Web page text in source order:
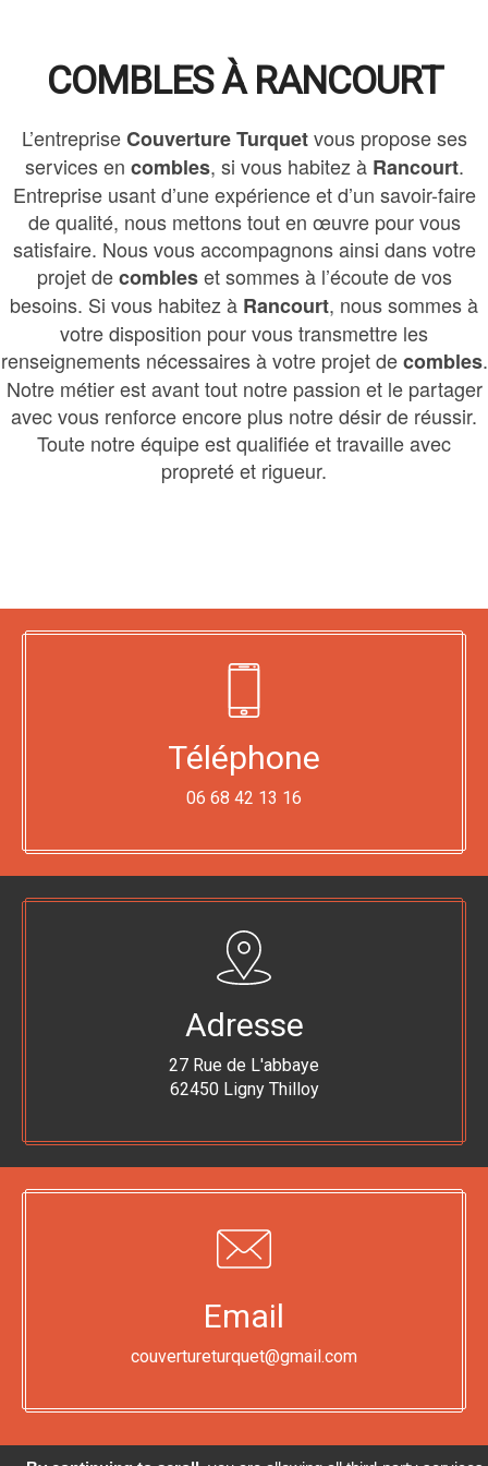
COMBLES À RANCOURT
L’entrepriseCouverture Turquetvous propose ses
services en combles, si vous habitez à Rancourt.
Entreprise usant d’une expérience et d’un savoir-faire
de qualité, nous mettons tout en œuvre pour vous
satisfaire. Nous vous accompagnons ainsi dans votre
projet decombleset sommes à l’écoute de vos
besoins. Si vous habitez à Rancourt, nous sommes à
votre disposition pour vous transmettre les
renseignements nécessaires à votre projet decombles.
Notre métier est avant tout notre passion et le partager
avec vous renforce encore plus notre désir de réussir.
Toute notre équipe est qualifiée et travaille avec
propreté et rigueur.
Téléphone
06 68 42 13 16
Adresse
27 Rue de L'abbaye
62450 Ligny Thilloy
Email
couvertureturquet@gmail.com